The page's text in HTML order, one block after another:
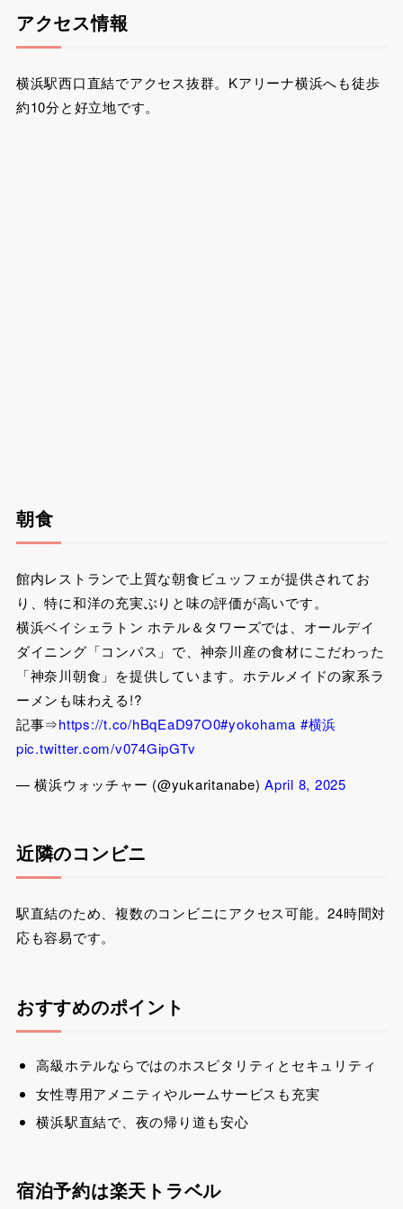
アクセス情報
横浜駅西口直結でアクセス抜群。Kアリーナ横浜へも徒歩
約10分と好立地です。
朝食
館内レストランで上質な朝食ビュッフェが提供されてお
り、特に和洋の充実ぶりと味の評価が高いです。
横浜ベイシェラトン ホテル＆タワーズでは、オールデイ
ダイニング「コンパス」で、神奈川産の食材にこだわった
「神奈川朝食」を提供しています。ホテルメイドの家系ラ
ーメンも味わえる!?
記事⇒https://t.co/hBqEaD97O0#yokohama #横浜
pic.twitter.com/v074GipGTv
— 横浜ウォッチャー (@yukaritanabe)April 8, 2025
近隣のコンビニ
駅直結のため、複数のコンビニにアクセス可能。24時間対
応も容易です。
おすすめのポイント
高級ホテルならではのホスピタリティとセキュリティ
女性専用アメニティやルームサービスも充実
横浜駅直結で、夜の帰り道も安心
宿泊予約は楽天トラベル